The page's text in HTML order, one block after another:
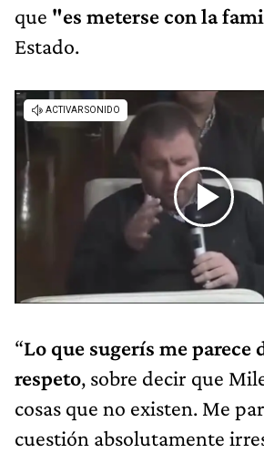
que "es meterse con la
Estado.
“Lo que sugerís me parece
respeto, sobre decir que
cosas que no existen. Me
cuestión absolutamente